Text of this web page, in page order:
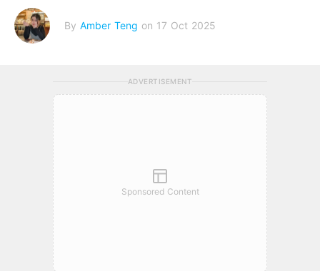
By Amber Teng on 17 Oct 2025
ADVERTISEMENT
Sponsored Content